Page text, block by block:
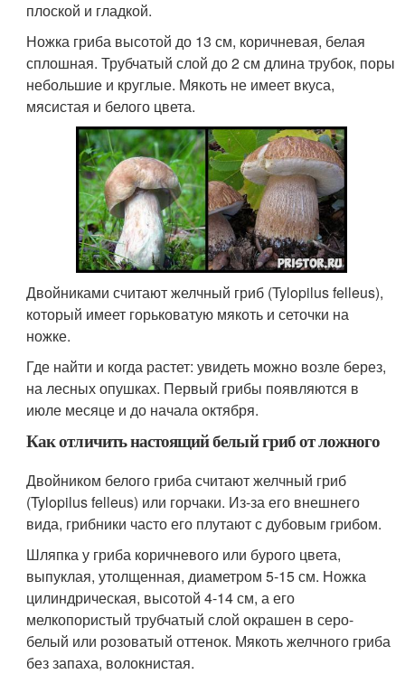
плоской и гладкой.
Ножка гриба высотой до 13 см, коричневая, белая
сплошная. Трубчатый слой до 2 см длина трубок, поры
небольшие и круглые. Мякоть не имеет вкуса,
мясистая и белого цвета.
Двойниками считают желчный гриб (Tylopilus felleus),
который имеет горьковатую мякоть и сеточки на
ножке.
Где найти и когда растет: увидеть можно возле берез,
на лесных опушках. Первый грибы появляются в
июле месяце и до начала октября.
Как отличить настоящий белый гриб от ложного
Двойником белого гриба считают желчный гриб
(Tylopilus felleus) или горчаки. Из-за его внешнего
вида, грибники часто его плутают с дубовым грибом.
Шляпка у гриба коричневого или бурого цвета,
выпуклая, утолщенная, диаметром 5-15 см. Ножка
цилиндрическая, высотой 4-14 см, а его
мелкопористый трубчатый слой окрашен в серо-
белый или розоватый оттенок. Мякоть желчного гриба
без запаха, волокнистая.